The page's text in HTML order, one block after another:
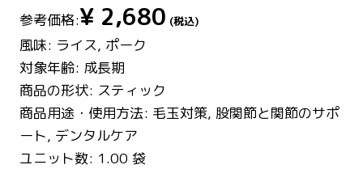
参考価格:¥ 2,680 (税込)
風味: ライス, ポーク
対象年齢: 成長期
商品の形状: スティック
商品用途・使用方法: 毛玉対策, 股関節と関節のサポ
ート, デンタルケア
ユニット数: 1.00 袋